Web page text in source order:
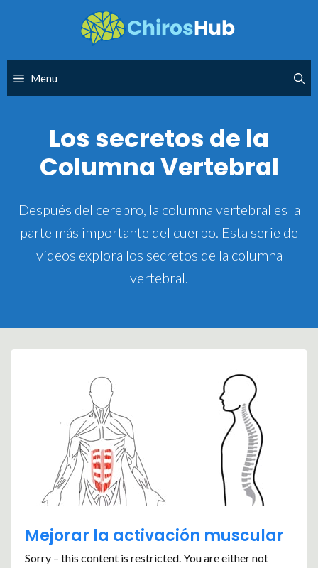
Menu
Los secretos de la
Columna Vertebral
Después del cerebro, la columna vertebral es la
parte más importante del cuerpo. Esta serie de
vídeos explora los secretos de la columna
vertebral.
Mejorar la activación muscular
Sorry – this content is restricted. You are either not